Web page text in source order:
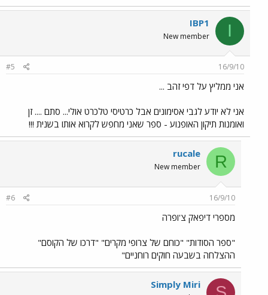
I
IBP1
New member
16/9/10
#5
אני ממליץ על דפי זהב ...
אני לא יודע לגבי אסימונים אבל כרטיסי טלכרט אולי... סתם .... זן
ואומנות תיקון האופנוע - ספר שאני מחפש לקרוא אותו בשנית !!!
R
rucale
New member
16/9/10
#6
מספרי דיפאק צ'ופרה
"ספר הסודות" "כוחם של צרופי מקרים" "דרכו של הקוסם"
ההצלחה בשבעה חוקים רוחניים"
Simply Miri